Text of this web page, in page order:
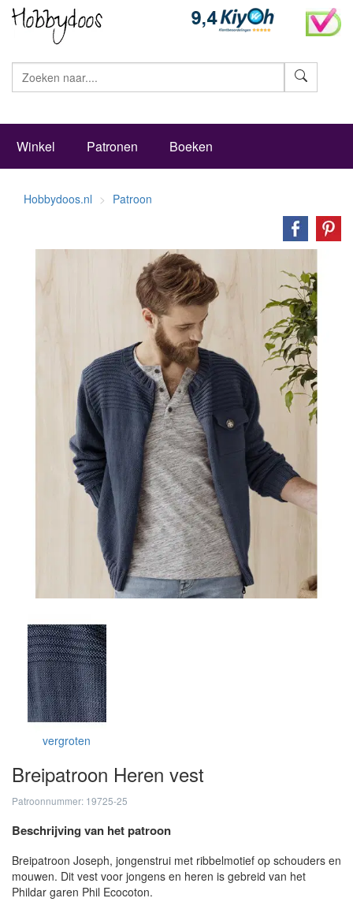
Winkel Patronen Boeken
Hobbydoos.nl Patroon
vergroten
Breipatroon Heren vest
Patroonnummer: 19725-25
Beschrijving van het patroon
Breipatroon Joseph, jongenstrui met ribbelmotief op schouders en
mouwen. Dit vest voor jongens en heren is gebreid van het
Phildar garen Phil Ecocoton.